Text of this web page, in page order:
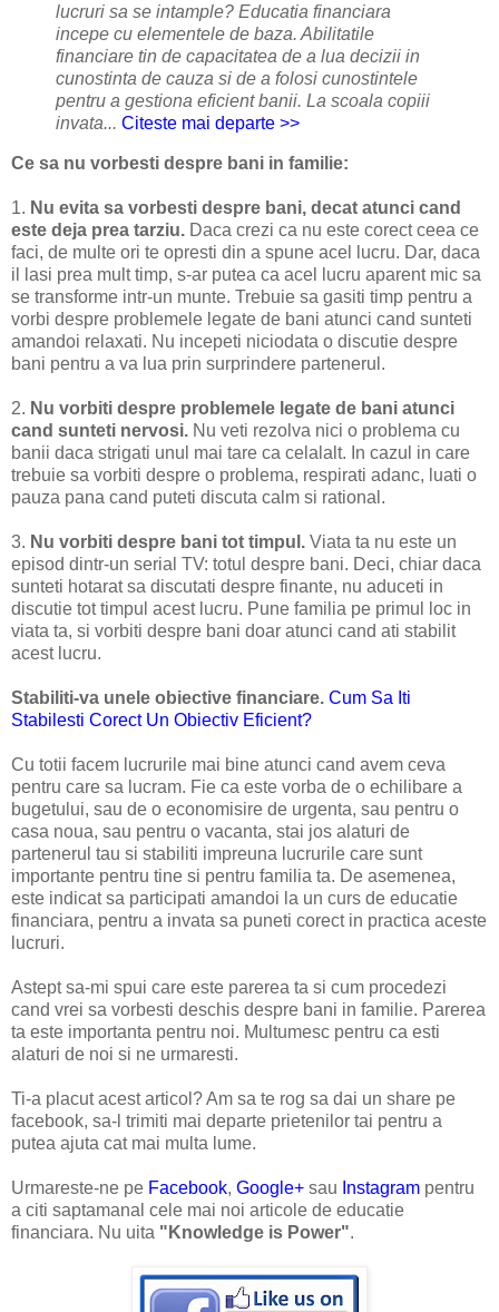
lucruri sa se intample? Educatia financiara
incepe cu elementele de baza. Abilitatile
financiare tin de capacitatea de a lua decizii in
cunostinta de cauza si de a folosi cunostintele
pentru a gestiona eficient banii. La scoala copiii
invata... Citeste mai departe >>
Ce sa nu vorbesti despre bani in familie:
1. Nu evita sa vorbesti despre bani, decat atunci cand
este deja prea tarziu. Daca crezi ca nu este corect ceea ce
faci, de multe ori te opresti din a spune acel lucru. Dar, daca
il lasi prea mult timp, s-ar putea ca acel lucru aparent mic sa
se transforme intr-un munte. Trebuie sa gasiti timp pentru a
vorbi despre problemele legate de bani atunci cand sunteti
amandoi relaxati. Nu incepeti niciodata o discutie despre
bani pentru a va lua prin surprindere partenerul.
2. Nu vorbiti despre problemele legate de bani atunci
cand sunteti nervosi. Nu veti rezolva nici o problema cu
banii daca strigati unul mai tare ca celalalt. In cazul in care
trebuie sa vorbiti despre o problema, respirati adanc, luati o
pauza pana cand puteti discuta calm si rational.
3. Nu vorbiti despre bani tot timpul. Viata ta nu este un
episod dintr-un serial TV: totul despre bani. Deci, chiar daca
sunteti hotarat sa discutati despre finante, nu aduceti in
discutie tot timpul acest lucru. Pune familia pe primul loc in
viata ta, si vorbiti despre bani doar atunci cand ati stabilit
acest lucru.
Stabiliti-va unele obiective financiare. Cum Sa Iti
Stabilesti Corect Un Obiectiv Eficient?
Cu totii facem lucrurile mai bine atunci cand avem ceva
pentru care sa lucram. Fie ca este vorba de o echilibare a
bugetului, sau de o economisire de urgenta, sau pentru o
casa noua, sau pentru o vacanta, stai jos alaturi de
partenerul tau si stabiliti impreuna lucrurile care sunt
importante pentru tine si pentru familia ta. De asemenea,
este indicat sa participati amandoi la un curs de educatie
financiara, pentru a invata sa puneti corect in practica aceste
lucruri.
Astept sa-mi spui care este parerea ta si cum procedezi
cand vrei sa vorbesti deschis despre bani in familie. Parerea
ta este importanta pentru noi. Multumesc pentru ca esti
alaturi de noi si ne urmaresti.
Ti-a placut acest articol? Am sa te rog sa dai un share pe
facebook, sa-l trimiti mai departe prietenilor tai pentru a
putea ajuta cat mai multa lume.
Urmareste-ne pe Facebook, Google+ sau Instagram pentru
a citi saptamanal cele mai noi articole de educatie
financiara. Nu uita "Knowledge is Power".